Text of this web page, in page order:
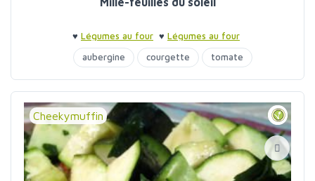
♥ Légumes au four ♥ Légumes au four
aubergine
courgette tomate
Cheekymuffin